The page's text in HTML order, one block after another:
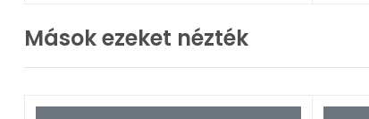
Mások ezeket nézték